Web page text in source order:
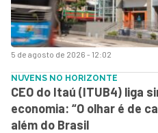
5 de agosto de 2026 - 12:02
NUVENS NO HORIZONTE
CEO do Itaú (ITUB4) liga
economia: “O olhar é de
além do Brasil